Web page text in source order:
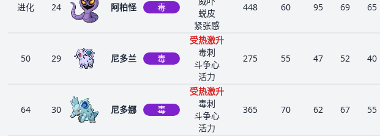
进化 24 阿柏怪 毒
蜕皮
紧张感
448 60 95 69 65
50 29 尼多兰 毒
受热激升
毒刺
斗争心
活力
275 55 47 52 40
64 30 尼多娜 毒
受热激升
毒刺
斗争心
活力
365 70 62 67 55